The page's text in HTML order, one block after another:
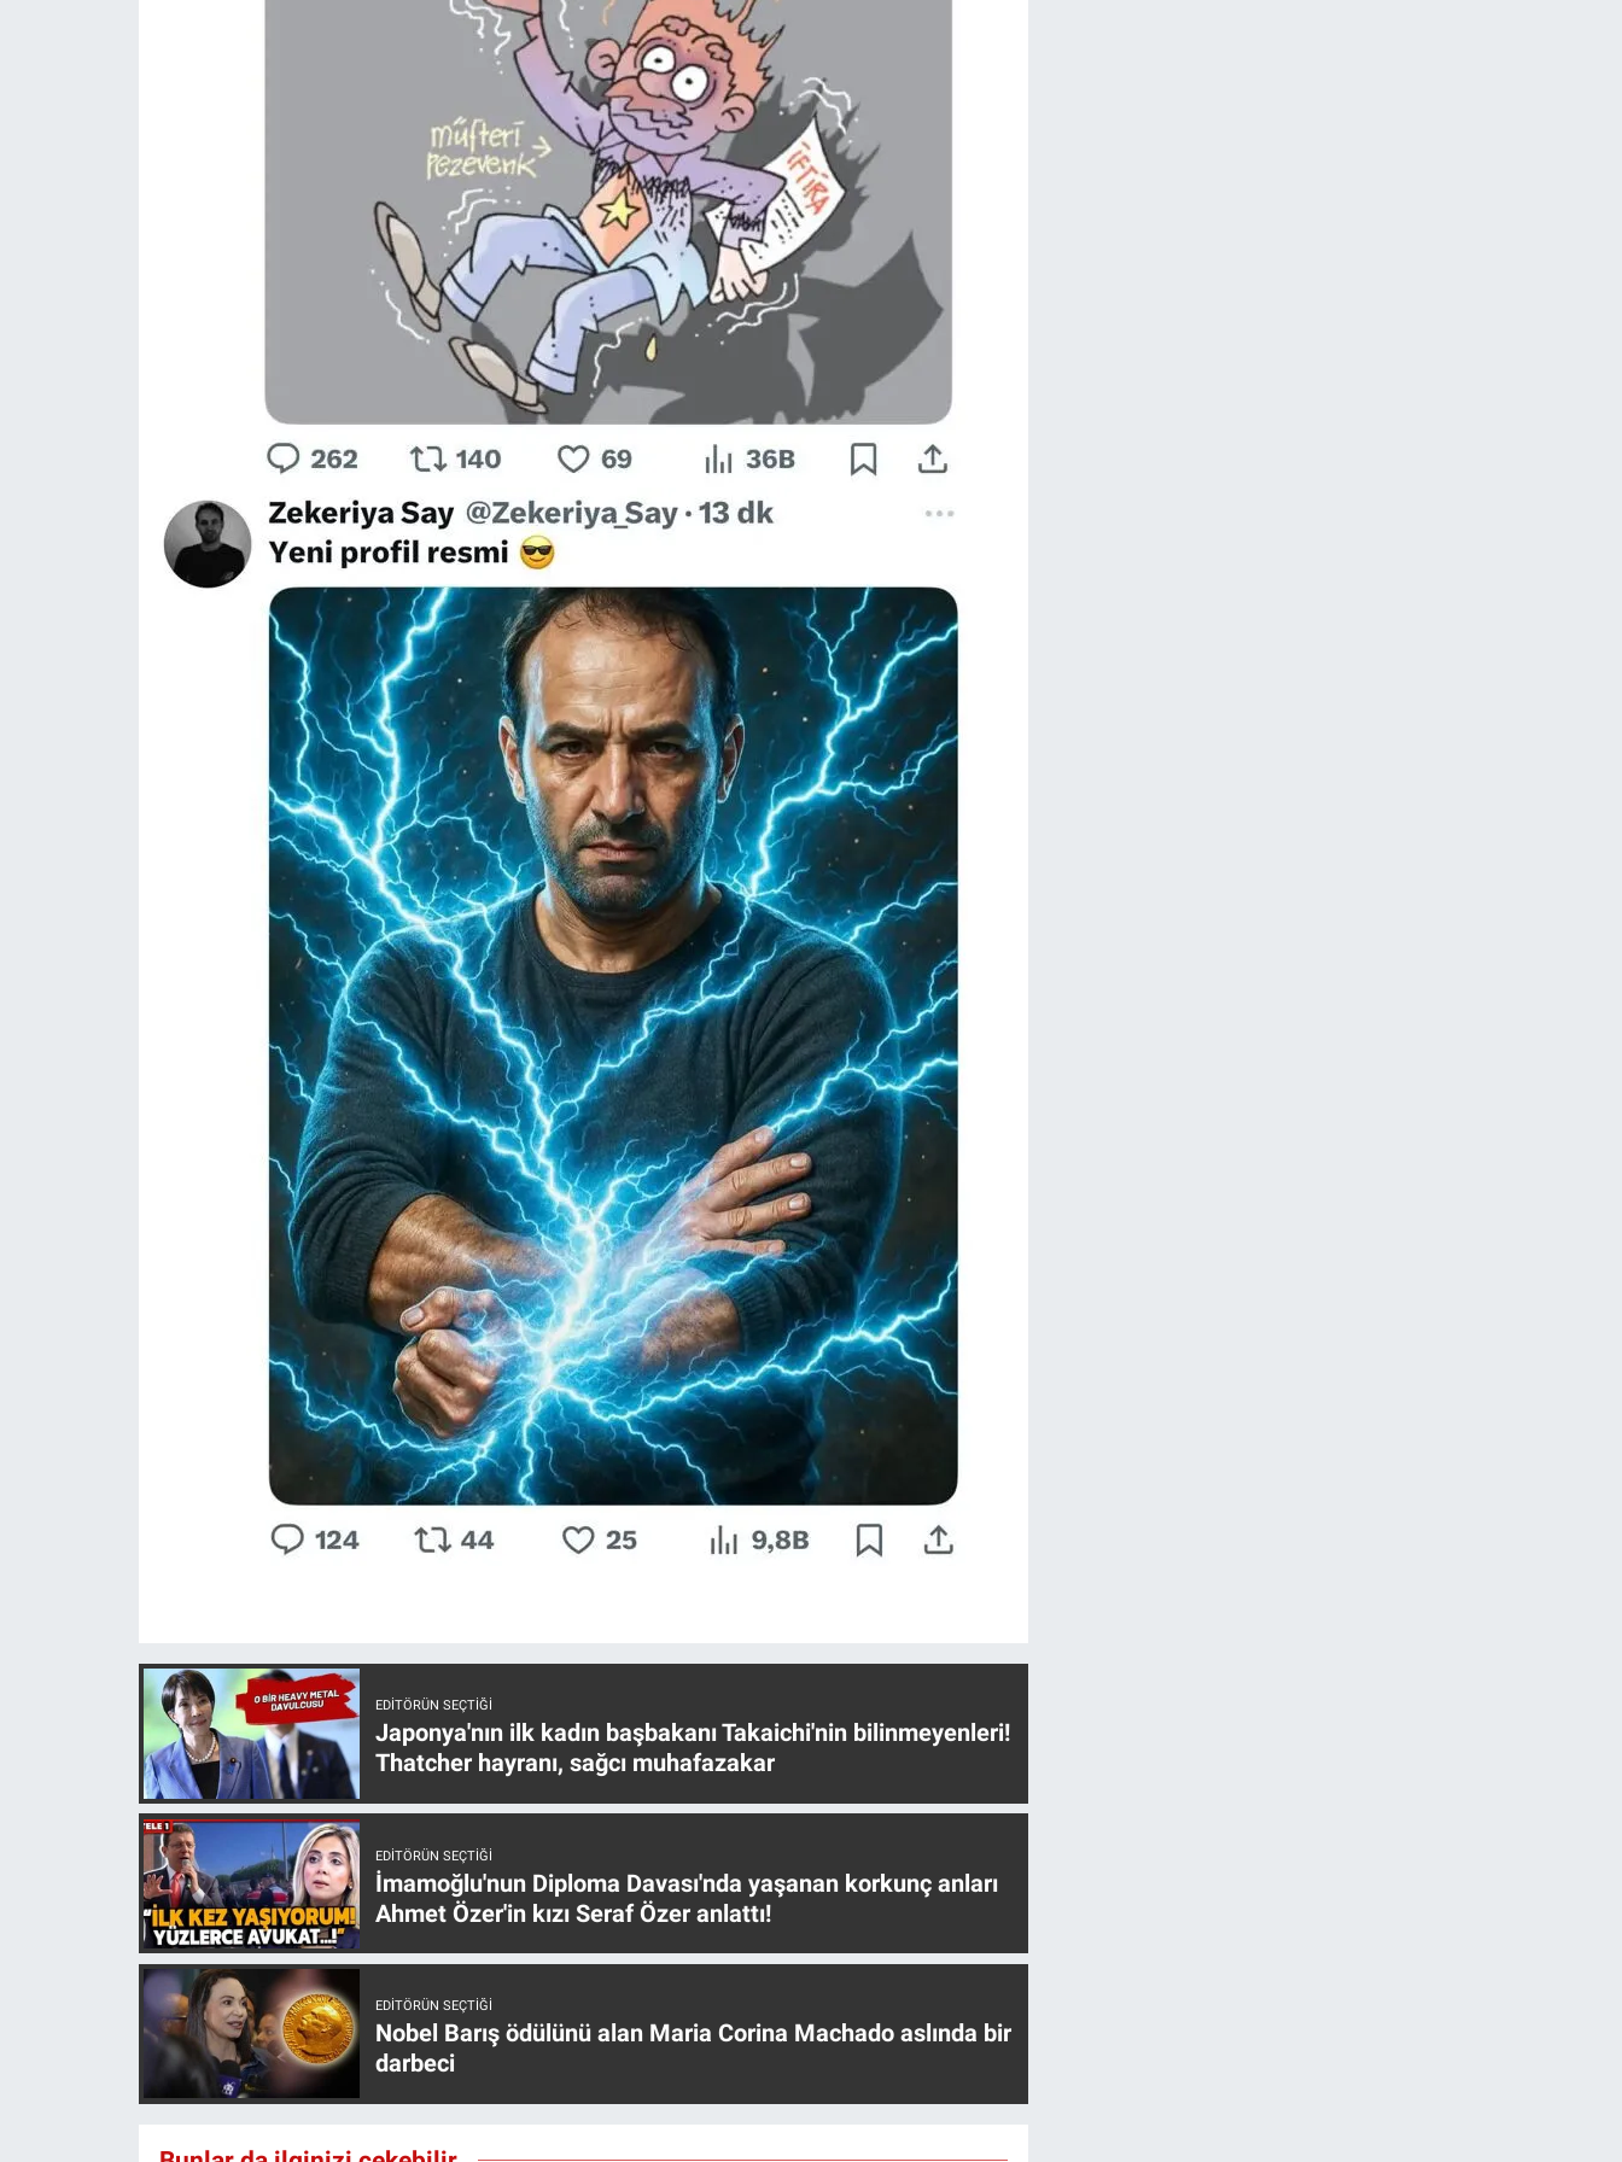
EDITÖRÜN SEÇTIĞI
Japonya'nın ilk kadın başbakanı Takaichi'nin bilinmeyenleri!
Thatcher hayranı, sağcı muhafazakar
EDITÖRÜN SEÇTIĞI
İmamoğlu'nun Diploma Davası'nda yaşanan korkunç anları
Ahmet Özer'in kızı Seraf Özer anlattı!
EDITÖRÜN SEÇTIĞI
Nobel Barış ödülünü alan Maria Corina Machado aslında bir
darbeci